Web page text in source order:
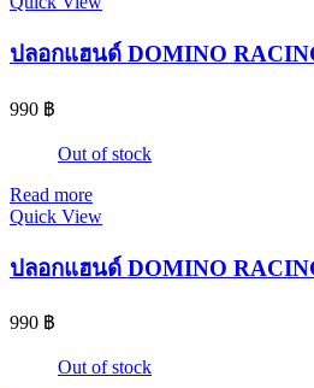
ปลอกแฮนด์ DOMINO
990 ฿
Out of stock
Read more
Quick View
ปลอกแฮนด์ DOMINO
990 ฿
Out of stock